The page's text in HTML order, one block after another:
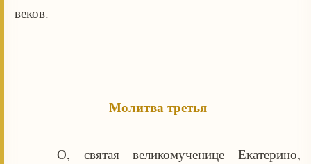
веков.
Молитва третья
О, святая великомученице Екатерино,